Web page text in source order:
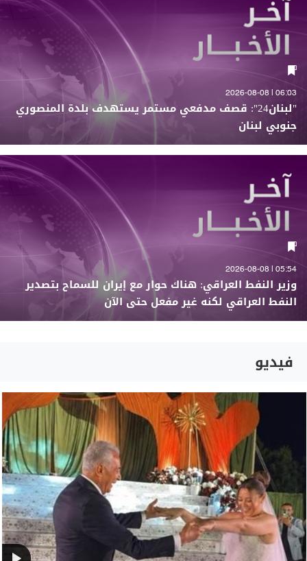
06:03 | 2026-08-08
"لبنان24": قصف مدفعي مستمر يستهدف بلدة المنصوري
جنوبي لبنان
05:54 | 2026-08-08
وزير النفط العراقي: هناك حوار مع إيران للسماح بتصدير
النفط العراقي لكنه غير مفعل حتى الآن
فيديو